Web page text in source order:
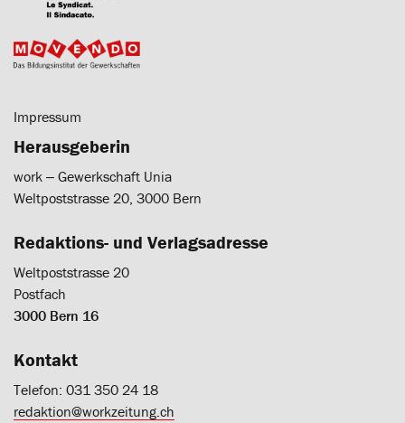
Impressum
Herausgeberin
work ‒ Gewerkschaft Unia
Weltpoststrasse 20, 3000 Bern
Redaktions- und Verlagsadresse
Weltpoststrasse 20
Postfach
3000 Bern 16
Kontakt
Telefon: 031 350 24 18
redaktion@workzeitung.ch